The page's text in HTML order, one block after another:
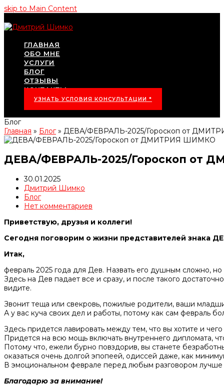
skip to Main Content
ГЛАВНАЯ
ОБО МНЕ
УСЛУГИ
БЛОГ
ОТЗЫВЫ
КОНТАКТЫ
УЗНАТЬ УСЛОВИЯ КОНСУЛЬТАЦИИ *
Блог
Главная » Блог» ДЕВА/ФЕВРАЛЬ-2025/Гороскоп от
ДЕВА/ФЕВРАЛЬ-2025/Гороскоп от
30.01.2025
Дмитрий Шимко
Блог
Нет комментариев
Приветствую, друзья и коллеги!
Сегодня поговорим о жизни представителей знака
Итак,
февраль 2025 года для Дев. Назвать его душным сложно,
Здесь на Дев падает все и сразу, и после такого
видите.
Звонит теща или свекровь, пожилые родители, ваши
А у вас куча своих дел и работы, потому как сам февраль
Здесь придется лавировать между тем, что вы хотите и чего
Придется на всю мощь включать внутреннего дипломата,
Потому что, ежели бурно повздорив, вы станете
оказаться очень долгой эпопеей, одиссей даже, как
В эмоциональном феврале перед любым разговором
Благодарю за внимание!